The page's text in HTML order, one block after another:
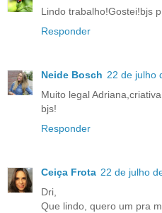
Lindo trabalho!Gostei!bjs
Responder
Neide Bosch 22 de julho
Muito legal
bjs!
Responder
Ceiça Frota 22 de julho
Dri,
Que lindo, quero um pra